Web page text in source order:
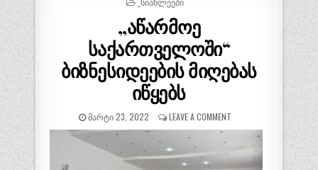
,,აწარმოე
საქართველოში“
ბიზნესიდეების მიღებას
იწყებს
ᲛᲐᲠᲢᲘ 23, 2022 LEAVE A COMMENT